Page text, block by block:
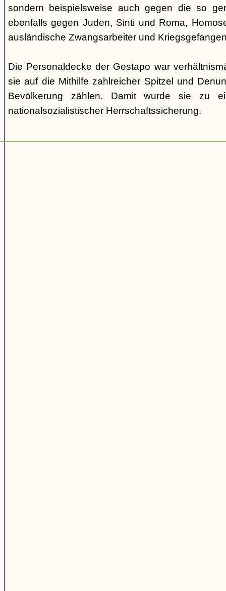
sondern beispielsweise auch gegen die so
ebenfalls gegen Juden, Sinti und Roma,
ausländische Zwangsarbeiter und
Die Personaldecke der Gestapo war
sie auf die Mithilfe zahlreicher Spitzel und
Bevölkerung zählen. Damit wurde sie zu
nationalsozialistischer Herrschaftssicherung.